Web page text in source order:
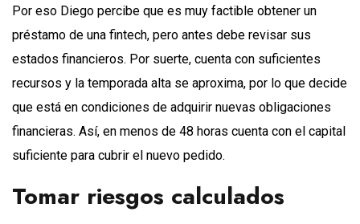
Por eso Diego percibe que es muy factible obtener un
préstamo de una fintech, pero antes debe revisar sus
estados financieros. Por suerte, cuenta con suficientes
recursos y la temporada alta se aproxima, por lo que decide
que está en condiciones de adquirir nuevas obligaciones
financieras. Así, en menos de 48 horas cuenta con el capital
suficiente para cubrir el nuevo pedido.
Tomar riesgos calculados